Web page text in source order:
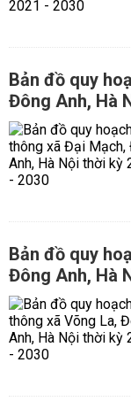
Bản đồ quy
Đông Anh, Hà
Bản đồ quy
Đông Anh, Hà